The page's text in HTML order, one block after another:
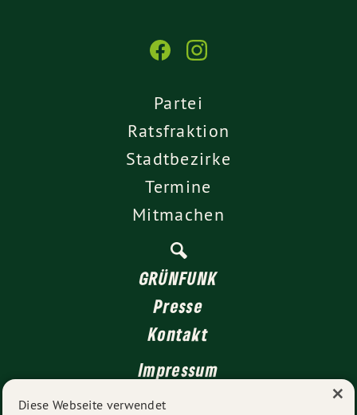
Partei
Ratsfraktion
Stadtbezirke
Termine
Mitmachen
GRÜNFUNK
Presse
Kontakt
Impressum
Datenschutz
Diese Webseite verwendet ×